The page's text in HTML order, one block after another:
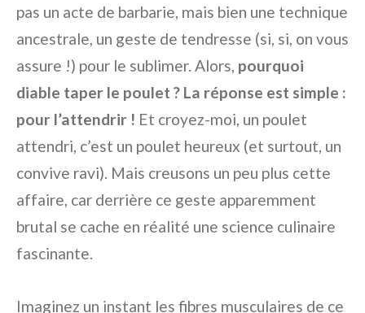
pas un acte de barbarie, mais bien une technique
ancestrale, un geste de tendresse (si, si, on vous
assure !) pour le sublimer. Alors, pourquoi
diable taper le poulet ? La réponse est simple :
pour l’attendrir ! Et croyez-moi, un poulet
attendri, c’est un poulet heureux (et surtout, un
convive ravi). Mais creusons un peu plus cette
affaire, car derrière ce geste apparemment
brutal se cache en réalité une science culinaire
fascinante.
Imaginez un instant les fibres musculaires de ce